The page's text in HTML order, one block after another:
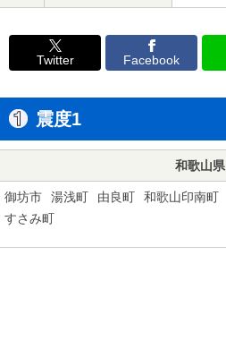
Twitter Facebook
震度1
和歌山県
御坊市 湯浅町 由良町 和歌山印南町
すさみ町